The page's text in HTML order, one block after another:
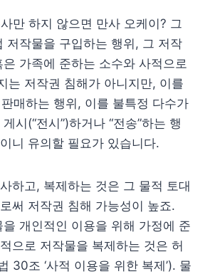
만 하지 않으면 만사 오케이? 그
저작물을 구입하는 행위, 그 저작
가족에 준하는 소수와 사적으로
는 저작권 침해가 아니지만, 이를
판매하는 행위, 이를 불특정 다수가
시(“전시”)하거나 “전송”하는 행
니 유의할 필요가 있습니다.
하고, 복제하는 것은 그 물적 토대
써 저작권 침해 가능성이 높죠.
개인적인 이용을 위해 가정에 준
으로 저작물을 복제하는 것은 허
30조 ‘사적 이용을 위한 복제’). 물